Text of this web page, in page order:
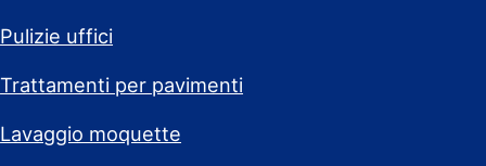
Pulizie uffici
Trattamenti per pavimenti
Lavaggio moquette